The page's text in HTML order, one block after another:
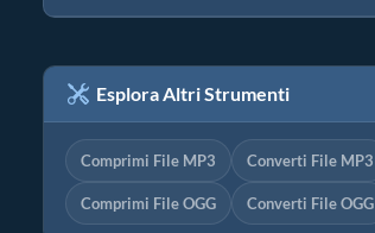
Esplora Altri Strumenti
Comprimi File MP3 Converti File MP3
Comprimi File OGG Converti File OGG